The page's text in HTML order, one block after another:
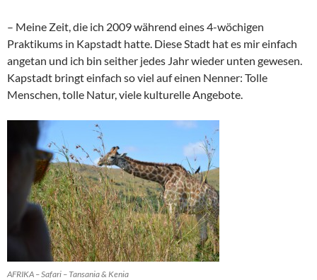
– Meine Zeit, die ich 2009 während eines 4-wöchigen
Praktikums in Kapstadt hatte. Diese Stadt hat es mir einfach
angetan und ich bin seither jedes Jahr wieder unten gewesen.
Kapstadt bringt einfach so viel auf einen Nenner: Tolle
Menschen, tolle Natur, viele kulturelle Angebote.
AFRIKA – Safari – Tansania & Kenia